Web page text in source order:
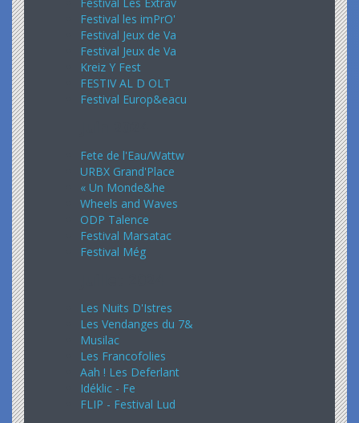
Festival les imPrO'
Festival Jeux de Va
Festival Jeux de Va
Kreiz Y Fest
FESTIV AL D OLT
Festival Europ&eacu
Fete de l'Eau/Wattw
URBX Grand'Place
« Un Monde&he
Wheels and Waves
ODP Talence
Festival Marsatac
Festival Még
Les Nuits D'Istres
Les Vendanges du 7&
Musilac
Les Francofolies
Aah ! Les Deferlant
Idéklic - Fe
FLIP - Festival Lud